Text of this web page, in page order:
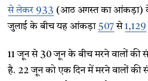
से लेकर 933 (आठ अगस्त का आंकड़ा)
जुलाई के बीच यह आंकड़ा 507से1,129
11 जून से 30 जून के बीच मरने वालों की
है. 22 जून को एक दिन में मरने वालों की